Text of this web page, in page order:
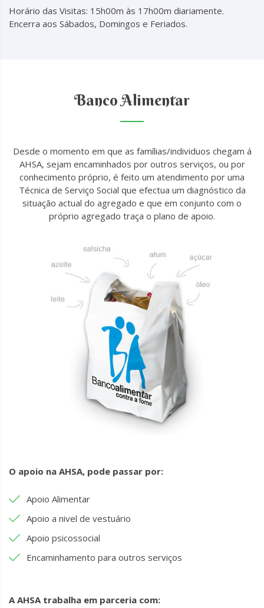
Horário das Visitas: 15h00m às 17h00m diariamente.
Encerra aos Sábados, Domingos e Feriados.
Banco Alimentar
Desde o momento em que as famílias/individuos chegam á
AHSA, sejam encaminhados por outros serviços, ou por
conhecimento próprio, é feito um atendimento por uma
Técnica de Serviço Social que efectua um diagnóstico da
situação actual do agregado e que em conjunto com o
próprio agregado traça o plano de apoio.
O apoio na AHSA, pode passar por:
Apoio Alimentar
Apoio a nivel de vestuário
Apoio psicossocial
Encaminhamento para outros serviços
A AHSA trabalha em parceria com: